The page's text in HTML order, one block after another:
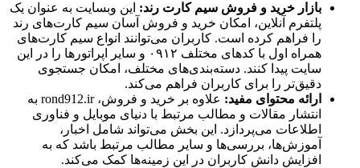
بازار خرید و فروش سیم کارت رند: این وبسایت به عنوان یک
پلتفرم آنلاین، امکان خرید و فروش آسان سیم کارت‌های رند
را فراهم کرده است. کاربران می‌توانند انواع سیم کارت‌های
همراه اول با کدهای مختلف ۰۹۱۲ و سایر اپراتورها را در این
سایت پیدا کنند. دسته‌بندی‌های مختلف، امکان جستجوی
دقیق‌تر را برای کاربران فراهم می‌کند.
ارائه محتوای مفید:
علاوه بر خرید و فروش، rond912.ir به
انتشار مقالات و مطالب مرتبط با دنیای موبایل و فناوری
اطلاعات می‌پردازد. این بخش می‌تواند شامل اخبار،
آموزش‌ها، بررسی‌ها و سایر مطالب مرتبط باشد که به
افزایش دانش کاربران در این زمینه‌ها کمک می‌کند.